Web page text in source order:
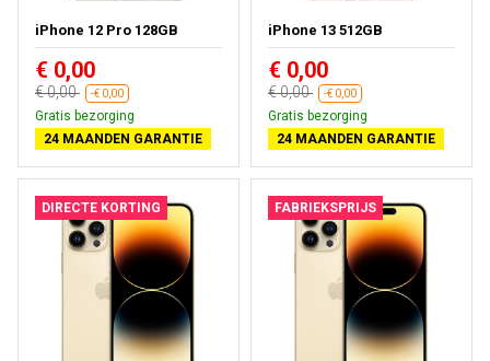
iPhone 12 Pro 128GB
€ 0,00
€ 0,00 -€ 0,00
Gratis bezorging
24 MAANDEN GARANTIE
iPhone 13 512GB
€ 0,00
€ 0,00 -€ 0,00
Gratis bezorging
24 MAANDEN GARANTIE
DIRECTE KORTING FABRIEKSPRIJS